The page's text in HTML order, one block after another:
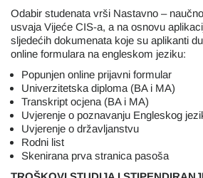
Odabir studenata vrši Nastavno –
usvaja Vijeće CIS-a, a na osnovu
sljedećih dokumenata koje su aplikanti
online formulara na engleskom jeziku:
Popunjen online prijavni formular
Univerzitetska diploma (BA i MA)
Transkript ocjena (BA i MA)
Uvjerenje o poznavanju Engleskog
Uvjerenje o državljanstvu
Rodni list
Skenirana prva stranica pasoša